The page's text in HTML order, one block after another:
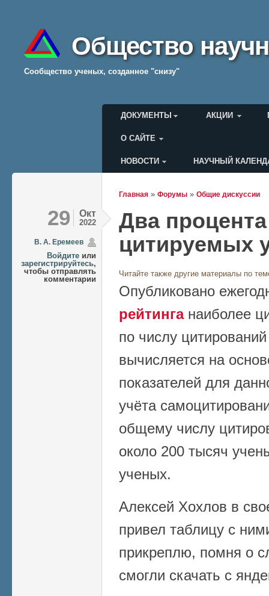
Общество
Cообщество ученых, созданное "снизу"
Главное меню
ДОКУМЕНТЫ АКЦИИ
О САЙТЕ
Меню пользователя
НОВОСТИ НАУЧНЫЙ
Главная » Форумы » Общие дискуссии
29 Окт
2022
В. А. Еремеев
Войдите или
зарегистрируйтесь,
чтобы отправлять
комментарии
Два
цитируемых
Читайте также другие материалы по
Опубликовано
рейтинга наиболее
по числу
вычисляется на
показателей для
учёта
общему числу
около 200 тысяч
ученых.
Алексей Хохлов в
привел таблицу с
прикреплю, помня о
смогли скачать с